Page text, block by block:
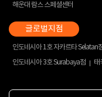
해운대 람스 스페셜센터
인도네시아 1호 자카르타 Selatan
인도네시아 3호 Surabaya점
태